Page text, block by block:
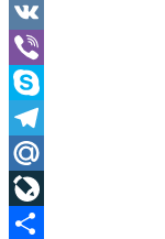
Gmail
VK
Viber
Skype
Telegram
Mail.Ru
LiveJournal